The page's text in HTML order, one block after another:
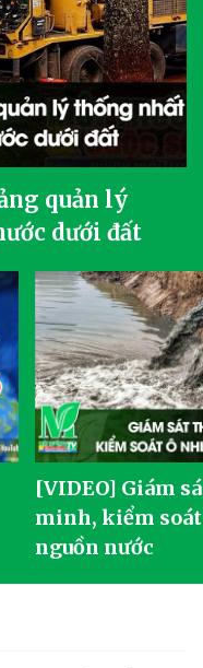
quản lý
dưới đất
[VIDEO] Giám
minh, kiểm
nguồn nước